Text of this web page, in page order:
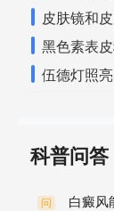
皮肤镜和
黑色素表
伍德灯照
科普问答
问 白癜风